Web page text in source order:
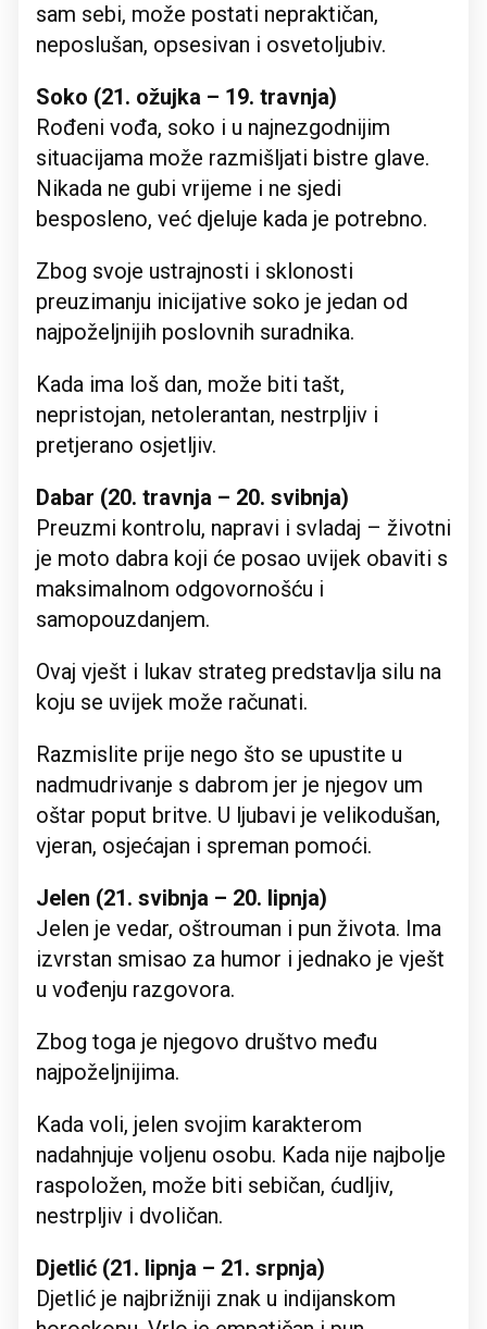
sam sebi, može postati nepraktičan,
neposlušan, opsesivan i osvetoljubiv.
Soko (21. ožujka – 19. travnja)
Rođeni vođa, soko i u najnezgodnijim
situacijama može razmišljati bistre glave.
Nikada ne gubi vrijeme i ne sjedi
besposleno, već djeluje kada je potrebno.
Zbog svoje ustrajnosti i sklonosti
preuzimanju inicijative soko je jedan od
najpoželjnijih poslovnih suradnika.
Kada ima loš dan, može biti tašt,
nepristojan, netolerantan, nestrpljiv i
pretjerano osjetljiv.
Dabar (20. travnja – 20. svibnja)
Preuzmi kontrolu, napravi i svladaj – životni
je moto dabra koji će posao uvijek obaviti s
maksimalnom odgovornošću i
samopouzdanjem.
Ovaj vješt i lukav strateg predstavlja silu na
koju se uvijek može računati.
Razmislite prije nego što se upustite u
nadmudrivanje s dabrom jer je njegov um
oštar poput britve. U ljubavi je velikodušan,
vjeran, osjećajan i spreman pomoći.
Jelen (21. svibnja – 20. lipnja)
Jelen je vedar, oštrouman i pun života. Ima
izvrstan smisao za humor i jednako je vješt
u vođenju razgovora.
Zbog toga je njegovo društvo među
najpoželjnijima.
Kada voli, jelen svojim karakterom
nadahnjuje voljenu osobu. Kada nije najbolje
raspoložen, može biti sebičan, ćudljiv,
nestrpljiv i dvoličan.
Djetlić (21. lipnja – 21. srpnja)
Djetlić je najbrižniji znak u indijanskom